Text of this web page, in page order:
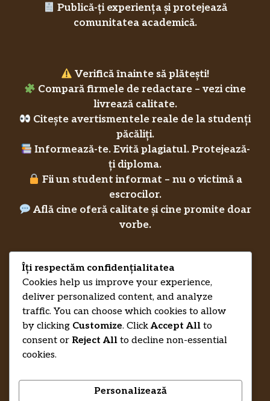
Publică-ți experiența și protejează
comunitatea academică.
Verifică înainte să plătești!
Compară firmele de redactare – vezi cine
livrează calitate.
Citește avertismentele reale de la studenți
păcăliți.
Informează-te. Evită plagiatul. Protejează-
ți diploma.
Fii un student informat – nu o victimă a
escrocilor.
Află cine oferă calitate și cine promite doar
vorbe.
RecenziiLucrareLicenta.euCreditsPrivacy Policy
Îți respectăm confidențialitatea
Cookies help us improve your experience,
deliver personalized content, and analyze
traffic. You can choose which cookies to allow
by clicking Customize. Click Accept All to
consent or Reject All to decline non-essential
cookies.
Personalizează